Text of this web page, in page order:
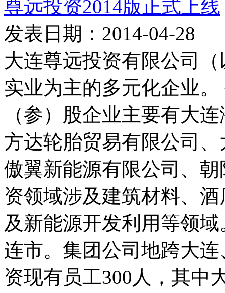
尊远投资2014版正式上线
发表日期：2014-04-28
大连尊远投资有限公司
实业为主的多元化企业
（参）股企业主要有大
方达轮胎贸易有限公司
傲翼新能源有限公司、
资领域涉及建筑材料、
及新能源开发利用等领
连市。集团公司地跨大
资现有员工300人，其中